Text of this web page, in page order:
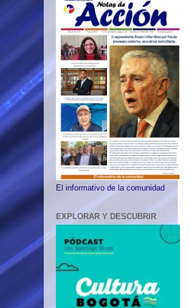
El informativo de la comunidad
EXPLORAR Y DESCUBRIR